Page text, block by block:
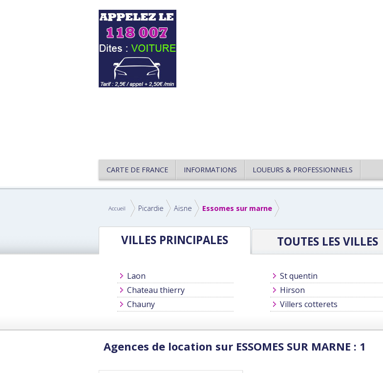
CARTE DE FRANCE INFORMATIONS LOUEURS & PROFESSIONNELS
Accueil Picardie Aisne Essomes sur marne
VILLES PRINCIPALES TOUTES LES VILLES
Laon St quentin
Chateau thierry
Hirson
Chauny
Villers cotterets
Agences de location sur ESSOMES SUR MARNE : 1